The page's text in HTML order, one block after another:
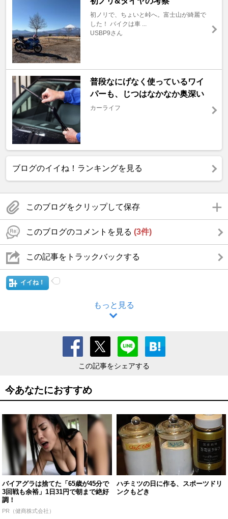
初ノリで、ちょいと峠へ。富士山が綺麗で
した！ バイクは車 ...
USBP9さん
普段なにげなく使っているワイ
パーも、じつはなかなか奥深い
カーライフ
ブログのイイね！ランキングを見る
このブログをクリップして保存
このブログのコメントを見る (3件)
この記事をトラックバックする
イイね！
もっと見る
この記事をシェアする
今あなたにおすすめ
バイアグラは捨てた「65歳が45分で
3回戦も余裕」1日31円で朝まで絶好
調！
PR（健商株式会社）
ハチミツの日に作る、スポーツドリ
ンクもどき